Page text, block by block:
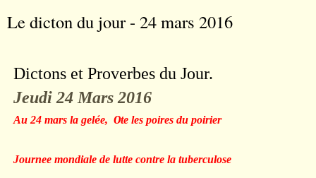
Le dicton du jour - 24 mars 2016
Dictons et Proverbes du Jour.
Jeudi 24 Mars 2016
Au 24 mars la gelée,Ote les poires du poirier
Journee mondiale de lutte contre la tuberculose